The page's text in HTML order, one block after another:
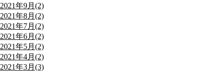
2021年9月(2)
2021年8月(2)
2021年7月(2)
2021年6月(2)
2021年5月(2)
2021年4月(2)
2021年3月(3)